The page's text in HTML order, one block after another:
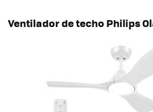
Ventilador de techo Philips